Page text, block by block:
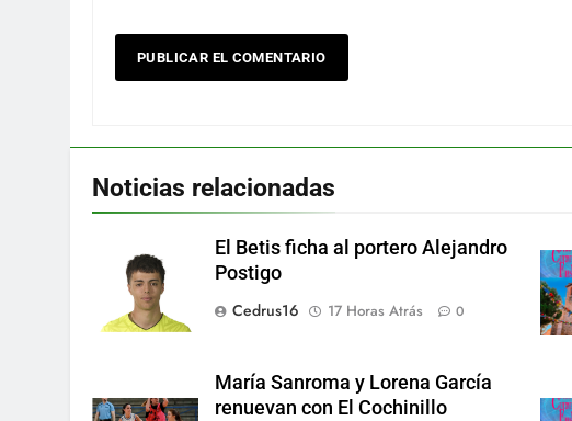
Noticias relacionadas
El Betis ficha al portero Alejandro
Postigo
Cedrus16
17 Horas Atrás 0
María Sanroma y Lorena García
renuevan con El Cochinillo